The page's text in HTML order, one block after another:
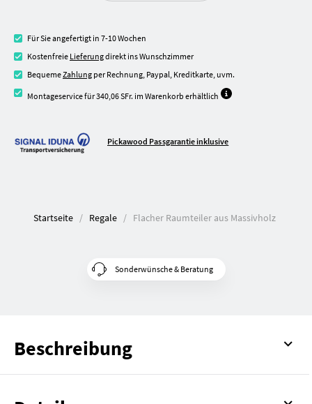
Für Sie angefertigt in 7-10 Wochen
Kostenfreie Lieferungdirekt ins Wunschzimmer
BequemeZahlung per Rechnung, Paypal, Kreditkarte, uvm.
Montageservice für 340,06 SFr. im Warenkorb erhältlich
Pickawood Passgarantie inklusive
Startseite Regale Flacher Raumteiler aus Massivholz
Sonderwünsche & Beratung
Beschreibung